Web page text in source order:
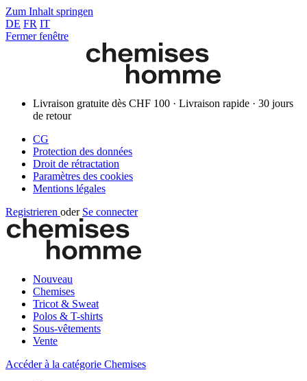
Zum Inhalt springen
DE FR IT
Fermer fenêtre
Livraison gratuite dès CHF 100 · Livraison rapide · 30 jours
de retour
CG
Protection des données
Droit de rétractation
Paramètres des cookies
Mentions légales
Registrieren oder Se connecter
Nouveau
Chemises
Tricot & Sweat
Polos & T-shirts
Sous-vêtements
Vente
Accéder à la catégorie Chemises